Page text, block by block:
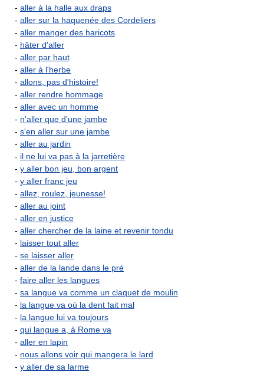
- aller à la halle aux draps
- aller sur la haquenée des Cordeliers
- aller manger des haricots
- hâter d'aller
- aller par haut
- aller à l'herbe
- allons, pas d'histoire!
- aller rendre hommage
- aller avec un homme
- n'aller que d'une jambe
- s'en aller sur une jambe
- aller au jardin
- il ne lui va pas à la jarretière
- y aller bon jeu, bon argent
- y aller franc jeu
- allez, roulez, jeunesse!
- aller au joint
- aller en justice
- aller chercher de la laine et revenir tondu
- laisser tout aller
- se laisser aller
- aller de la lande dans le pré
- faire aller les langues
- sa langue va comme un claquet de moulin
- la langue va où la dent fait mal
- la langue lui va toujours
- qui langue a, à Rome va
- aller en lapin
- nous allons voir qui mangera le lard
- y aller de sa larme